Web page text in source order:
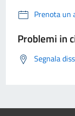
Prenota un
Problemi in
Segnala